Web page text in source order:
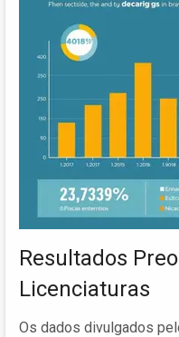
Resultados
Licenciaturas
Os dados divulgados